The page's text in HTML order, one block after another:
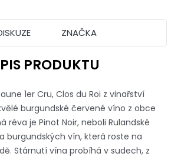
ZNAČKA
PRODUKTU
1er Cru, Clos du Roi z vinařství
burgundské červené víno z obce
réva je Pinot Noir, neboli Rulandské
burgundských vín, která roste na
Stárnutí vína probíhá v sudech, z